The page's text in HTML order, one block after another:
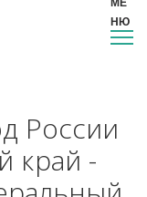
России
край -